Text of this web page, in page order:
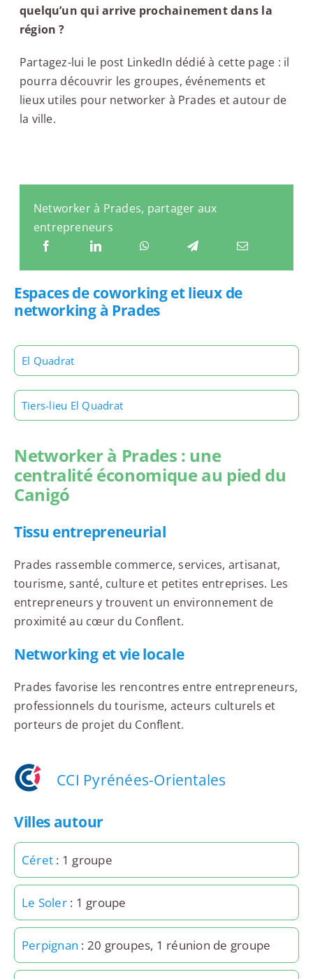
quelqu’un qui arrive prochainement dans la
région ?
Partagez-lui le post LinkedIn dédié à cette page : il
pourra découvrir les groupes, événements et
lieux utiles pour networker à Prades et autour de
la ville.
Networker à Prades, partager aux
entrepreneurs
Espaces de coworking et lieux de
networking à Prades
El Quadrat
Tiers-lieu El Quadrat
Networker à Prades : une
centralité économique au pied du
Canigó
Tissu entrepreneurial
Prades rassemble commerce, services, artisanat,
tourisme, santé, culture et petites entreprises. Les
entrepreneurs y trouvent un environnement de
proximité au cœur du Conflent.
Networking et vie locale
Prades favorise les rencontres entre entrepreneurs,
professionnels du tourisme, acteurs culturels et
porteurs de projet du Conflent.
CCI Pyrénées-Orientales
Villes autour
Céret : 1 groupe
Le Soler: 1 groupe
Perpignan : 20 groupes, 1 réunion de groupe